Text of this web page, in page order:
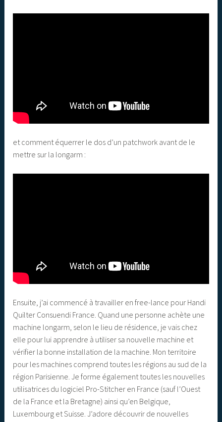
et comment équerrer le dos d’un patchwork avant de le
mettre sur la longarm :
Ensuite, j’ai commencé à travailler en free-lance pour Handi
Quilter Consuendi France. Quand une personne achète une
machine longarm, selon le lieu de résidence, je vais chez
elle pour lui apprendre à utiliser sa nouvelle machine et
vérifier la bonne installation de la machine. Mon territoire
pour les machines comprend toutes les régions au sud de la
région Parisienne. Je forme également toutes les nouvelles
utilisatrices du logiciel Pro-Stitcher en France (sauf l’Ouest
de la France et la Bretagne) ainsi qu’en Belgique,
Luxembourg et Suisse. J’adore découvrir de nouvelles